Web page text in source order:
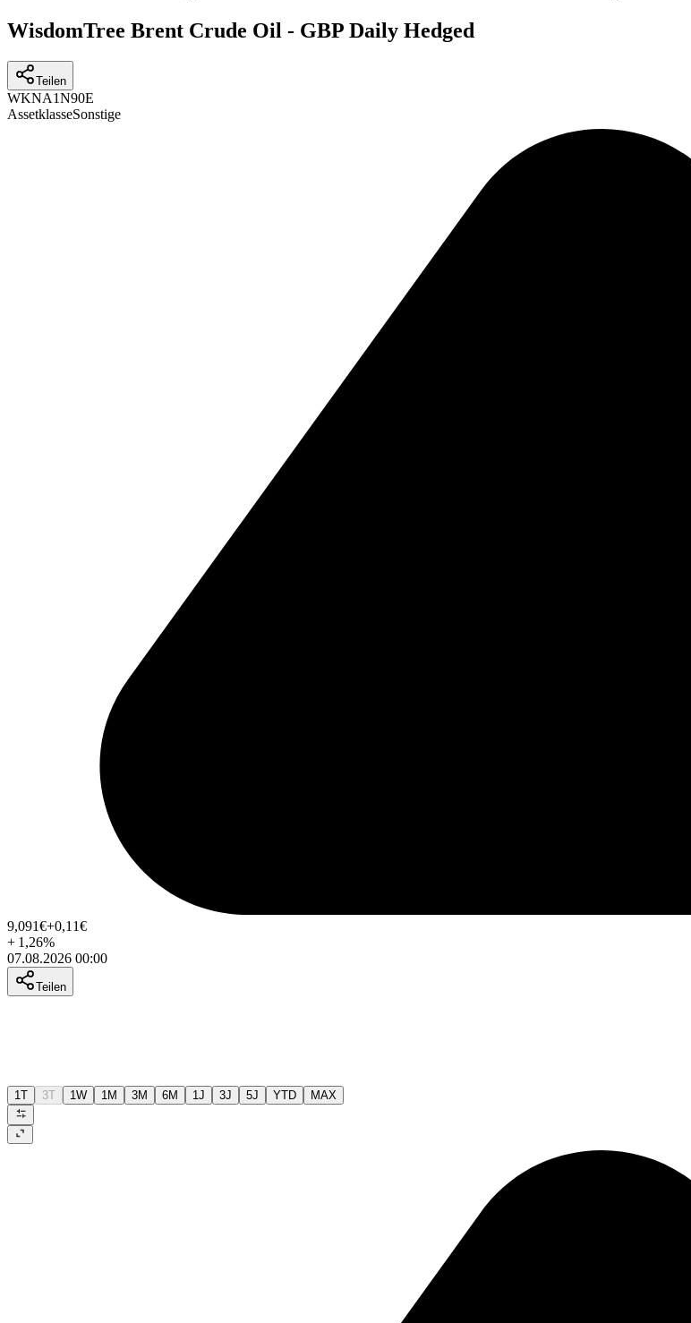
WisdomTree Brent Crude Oil - GBP Daily Hedged
Teilen
WKNA1N90E
AssetklasseSonstige
9,091€+0,11€
+ 1,26%
07.08.2026 00:00
Teilen
1T 3T 1W 1M 3M 6M 1J 3J 5J YTD MAX